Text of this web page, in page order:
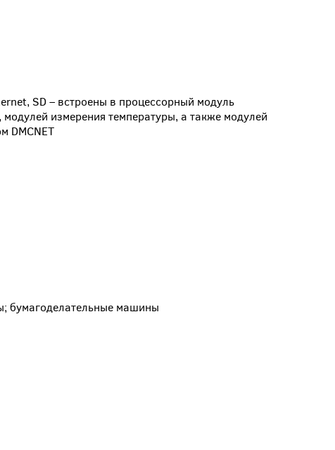
SD – встроены в процессорный модуль
измерения температуры, а также модулей
DMCNET
бумагоделательные машины